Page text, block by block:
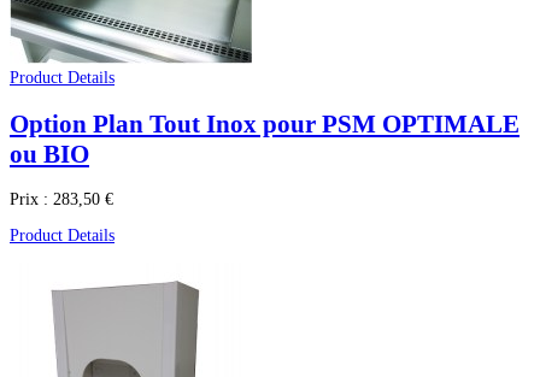
Product Details
Option Plan Tout Inox pour PSM OPTIMALE
ou BIO
Prix : 283,50 €
Product Details